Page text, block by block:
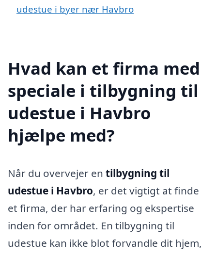
udestue i byer nær Havbro
Hvad kan et firma med
speciale i tilbygning til
udestue i Havbro
hjælpe med?
Når du overvejer en tilbygning til
udestue i Havbro, er det vigtigt at finde
et firma, der har erfaring og ekspertise
inden for området. En tilbygning til
udestue kan ikke blot forvandle dit hjem,